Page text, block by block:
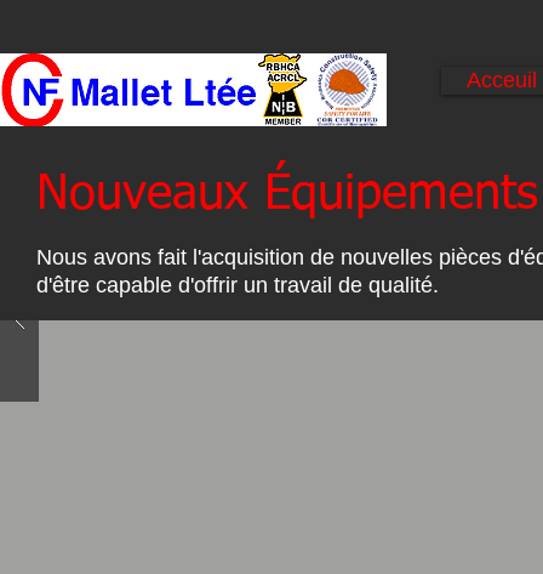
Acceuil
Nouveaux Équipements
Nous avons fait l'acquisition de nouvelles pièces
d'être capable d'offrir un travail de qualité.